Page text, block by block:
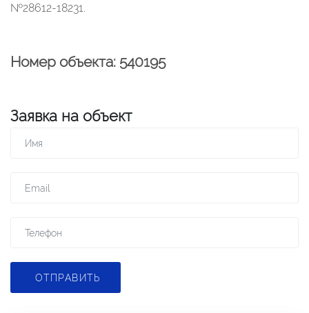
№28612-18231.
Номер объекта: 540195
Заявка на объект
ОТПРАВИТЬ